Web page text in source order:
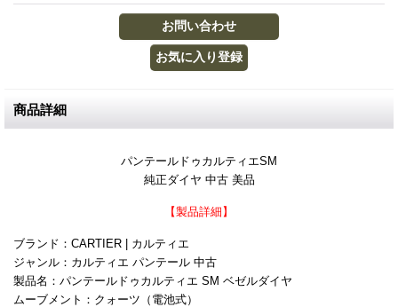
商品詳細
パンテールドゥカルティエSM
純正ダイヤ 中古 美品
【製品詳細】
ブランド：CARTIER | カルティエ
ジャンル：カルティエ パンテール 中古
製品名：パンテールドゥカルティエ SM ベゼルダイヤ
ムーブメント：クォーツ（電池式）